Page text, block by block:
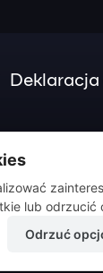
lub odrzucić
Odrzuć